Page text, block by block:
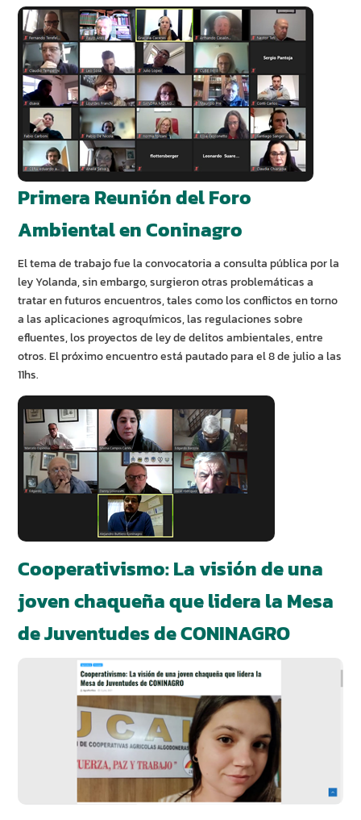
Primera Reunión del Foro
Ambiental en Coninagro
El tema de trabajo fue la convocatoria a consulta pública por la
ley Yolanda, sin embargo, surgieron otras problemáticas a
tratar en futuros encuentros, tales como los conflictos en torno
a las aplicaciones agroquímicos, las regulaciones sobre
efluentes, los proyectos de ley de delitos ambientales, entre
otros. El próximo encuentro está pautado para el 8 de julio a las
11hs.
Cooperativismo: La visión de una
joven chaqueña que lidera la Mesa
de Juventudes de CONINAGRO